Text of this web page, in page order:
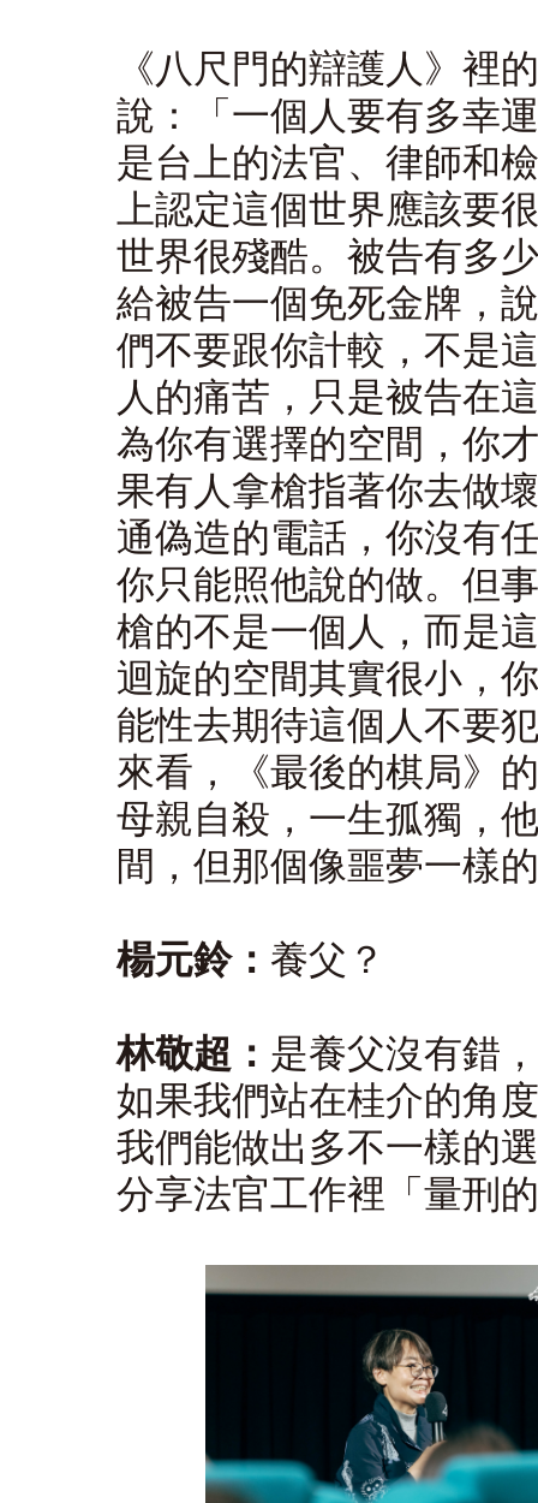
《八尺門的辯護人》裡
說：「一個人要有多幸
是台上的法官、律師和
上認定這個世界應該要
世界很殘酷。被告有多
給被告一個免死金牌，
們不要跟你計較，不是
人的痛苦，只是被告在
為你有選擇的空間，你
果有人拿槍指著你去做
通偽造的電話，你沒有
你只能照他說的做。但
槍的不是一個人，而是
迴旋的空間其實很小，
能性去期待這個人不要
來看，《最後的棋局》
母親自殺，一生孤獨，
間，但那個像噩夢一樣
楊元鈴： 養父？
林敬超： 是養父沒有錯
如果我們站在桂介的角
我們能做出多不一樣的
分享法官工作裡「量刑